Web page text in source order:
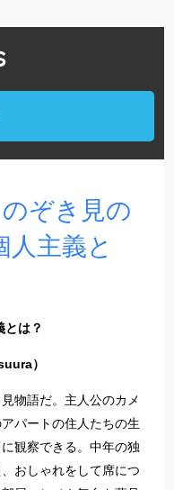
ぞき見の
主義と
とは？
）
物語だ。主人公のカメ
パートの住人たちの生
観察できる。中年の独
おしゃれをして席につ